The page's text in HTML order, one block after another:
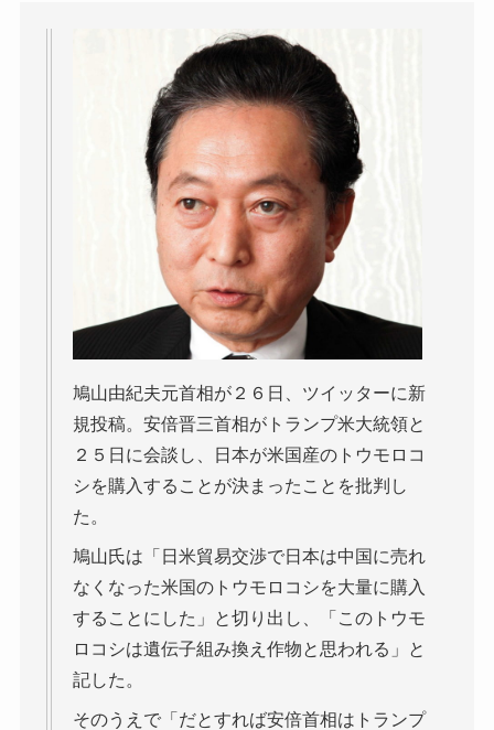
鳩山由紀夫元首相が２６日、ツイッターに新
規投稿。安倍晋三首相がトランプ米大統領と
２５日に会談し、日本が米国産のトウモロコ
シを購入することが決まったことを批判し
た。
鳩山氏は「日米貿易交渉で日本は中国に売れ
なくなった米国のトウモロコシを大量に購入
することにした」と切り出し、「このトウモ
ロコシは遺伝子組み換え作物と思われる」と
記した。
そのうえで「だとすれば安倍首相はトランプ